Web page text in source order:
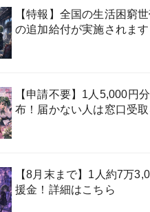
【特報】全国の生活困窮
の追加給付が実施されます
【申請不要】1人5,000円
布！届かない人は窓口受
【8月末まで】1人約7万
援金！詳細はこちら